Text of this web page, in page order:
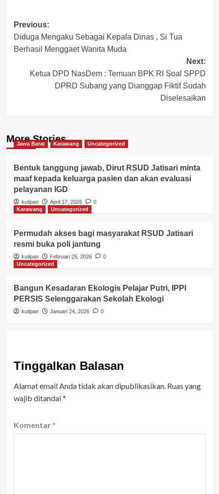
Post
navigation
Previous:
Diduga Mengaku Sebagai Kepala Dinas , Si Tua
Berhasil Menggaet Wanita Muda
Next:
Ketua DPD NasDem : Temuan BPK RI Soal SPPD
DPRD Subang yang Dianggap Fiktif Sudah
Diselesaikan
More Stories
Jawa Barat Karawang Uncategorized
Bentuk tanggung jawab, Dirut RSUD Jatisari minta
maaf kepada keluarga pasien dan akan evaluasi
pelayanan IGD
kutipan April 17, 2026
0
Karawang
Uncategorized
Permudah akses bagi masyarakat RSUD Jatisari
resmi buka poli jantung
kutipan Februari 25, 2026
0
Uncategorized
Bangun Kesadaran Ekologis Pelajar Putri, IPPI
PERSIS Selenggarakan Sekolah Ekologi
kutipan Januari 24, 2026 0
Tinggalkan Balasan
Alamat email Anda tidak akan dipublikasikan. Ruas yang
wajib ditandai*
Komentar *